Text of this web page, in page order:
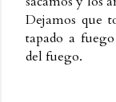
Dejamos que
tapado a
del fuego.